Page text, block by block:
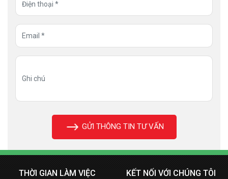
GỬI THÔNG TIN TƯ VẤN
THỜI GIAN LÀM VIỆC KẾT NỐI VỚI CHÚNG TÔI